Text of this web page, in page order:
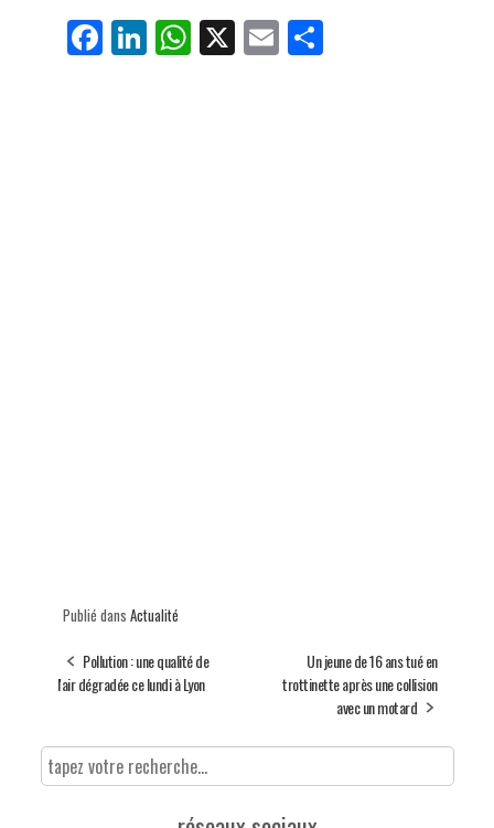
Fa
ce
Li
nk
W
ha
X E
m
Pa
Publié dans Actualité
Pollution : une qualité de
l'air dégradée ce lundi à Lyon
Un jeune de 16 ans tué en
trottinette après une collision
avec un motard